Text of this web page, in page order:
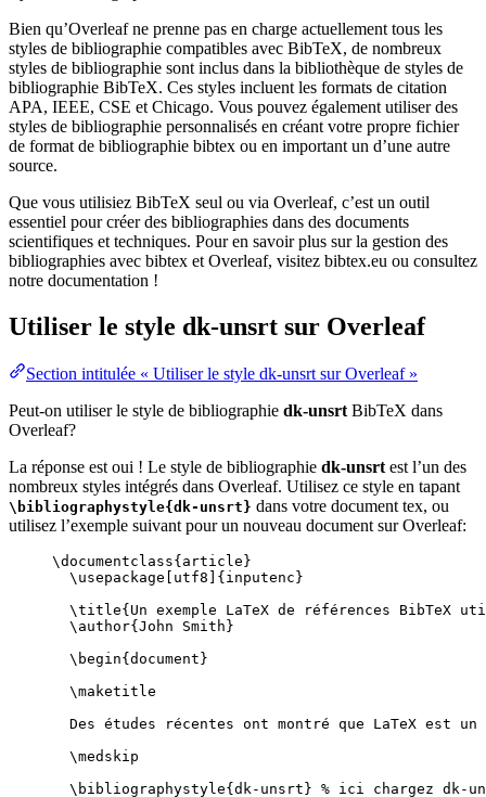
Bien qu’Overleaf ne prenne pas en charge actuellement tous les
styles de bibliographie compatibles avec BibTeX, de nombreux
styles de bibliographie sont inclus dans la bibliothèque de styles de
bibliographie BibTeX. Ces styles incluent les formats de citation
APA, IEEE, CSE et Chicago. Vous pouvez également utiliser des
styles de bibliographie personnalisés en créant votre propre fichier
de format de bibliographie bibtex ou en important un d’une autre
source.
Que vous utilisiez BibTeX seul ou via Overleaf, c’est un outil
essentiel pour créer des bibliographies dans des documents
scientifiques et techniques. Pour en savoir plus sur la gestion des
bibliographies avec bibtex et Overleaf, visitez bibtex.eu ou consultez
notre documentation !
Utiliser le style dk-unsrt sur Overleaf
Section intitulée « Utiliser le style dk-unsrt sur Overleaf »
Peut-on utiliser le style de bibliographie dk-unsrtBibTeX dans
Overleaf?
La réponse est oui ! Le style de bibliographie dk-unsrtest l’un des
nombreux styles intégrés dans Overleaf. Utilisez ce style en tapant
\bibliographystyle{dk-unsrt} dans votre document tex, ou
utilisez l’exemple suivant pour un nouveau document sur Overleaf:
\documentclass{ article }
\usepackage
utf8 ]{ inputenc }
\title{Un exemple LaTeX de références
\author{John Smith}
\begin{ document }
\maketitle
Des études récentes ont montré que LaTeX est
\medskip
\bibliographystyle{dk-unsrt} % ici chargez dk-